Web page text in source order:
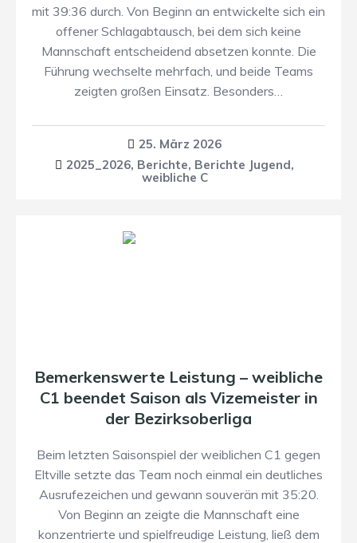
mit 39:36 durch. Von Beginn an entwickelte sich ein
offener Schlagabtausch, bei dem sich keine
Mannschaft entscheidend absetzen konnte. Die
Führung wechselte mehrfach, und beide Teams
zeigten großen Einsatz. Besonders…
25. März 2026
2025_2026, Berichte, Berichte Jugend,
weibliche C
Bemerkenswerte Leistung – weibliche
C1 beendet Saison als Vizemeister in
der Bezirksoberliga
Beim letzten Saisonspiel der weiblichen C1 gegen
Eltville setzte das Team noch einmal ein deutliches
Ausrufezeichen und gewann souverän mit 35:20.
Von Beginn an zeigte die Mannschaft eine
konzentrierte und spielfreudige Leistung, ließ dem